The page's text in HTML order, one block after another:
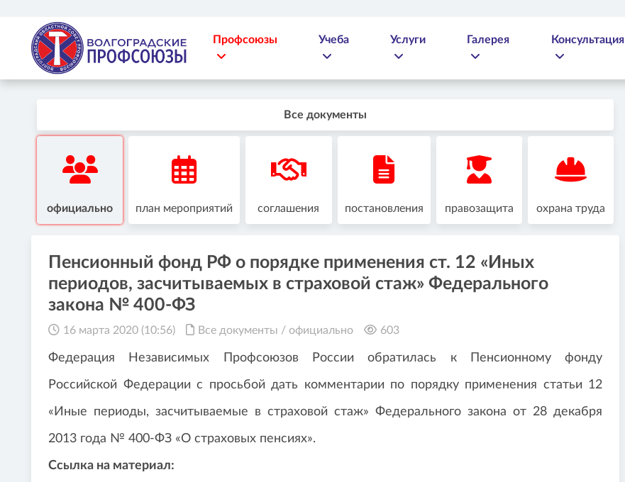
Профсоюзы Учеба Услуги Галерея Консультация
Все документы
официально план мероприятий соглашения постановления правозащита охрана труда
Пенсионный фонд РФ о порядке применения ст. 12 «Иных
периодов, засчитываемых в страховой стаж» Федерального
закона № 400-ФЗ
16 марта 2020 (10:56) Все документы / официально 603
Федерация Независимых Профсоюзов России обратилась к Пенсионному фонду
Российской Федерации с просьбой дать комментарии по порядку применения статьи 12
«Иные периоды, засчитываемые в страховой стаж» Федерального закона от 28 декабря
2013 года № 400-ФЗ «О страховых пенсиях».
Ссылка на материал: